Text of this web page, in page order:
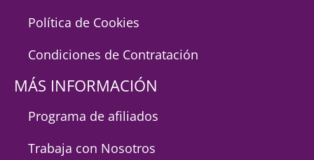
Política de Cookies
Condiciones de Contratación
MÁS INFORMACIÓN
Programa de afiliados
Trabaja con Nosotros